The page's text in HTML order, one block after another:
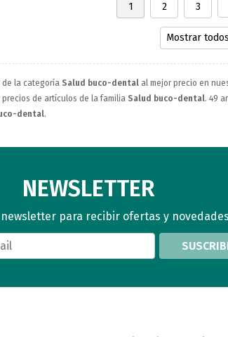
de la categoría Salud buco-dental al mejor precio en
de artículos de la familia Salud buco-dental. 49
dental.
1 2 3
Mostrar todos
NEWSLETTER
para recibir ofertas y